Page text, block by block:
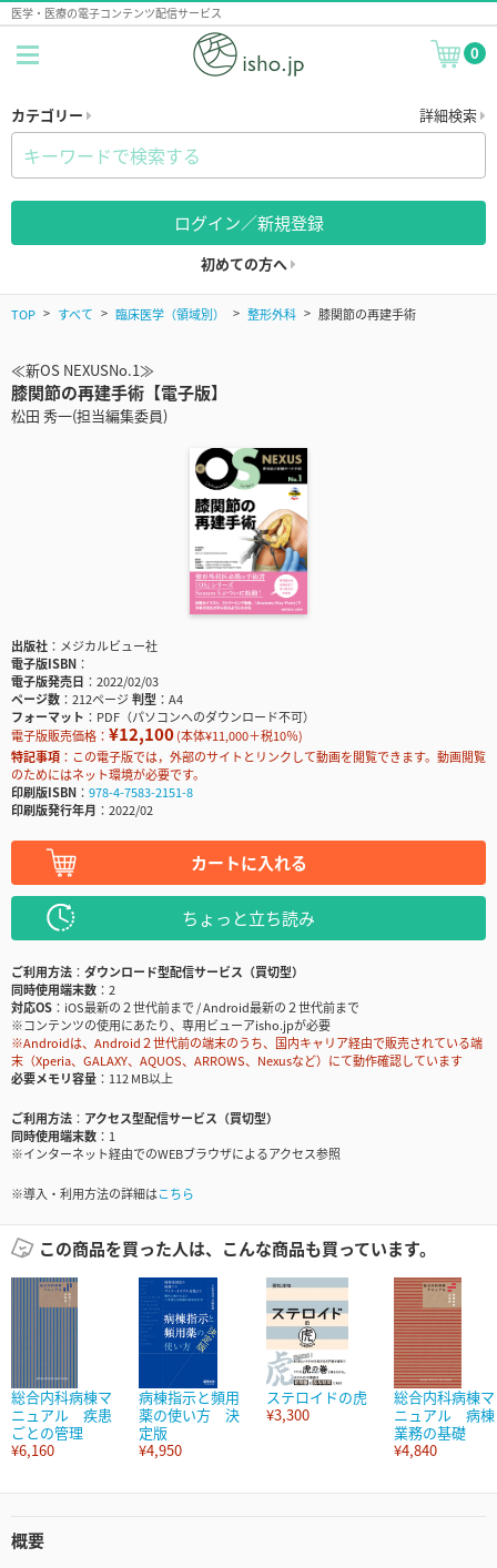
医学・医療の電子コンテンツ配信サービス
0
カテゴリー 詳細検索
ログイン／新規登録
初めての方へ
TOP すべて 臨床医学（領域別） 整形外科 膝関節の再建手術
≪新OS NEXUSNo.1≫
膝関節の再建手術【電子版】
松田 秀一(担当編集委員)
出版社
メジカルビュー社
電子版ISBN
電子版発売日
2022/02/03
ページ数
212ページ判型
A4
フォーマット
PDF（パソコンへのダウンロード不可）
電子版販売価格： ¥12,100(本体¥11,000＋税10％)
特記事項
この電子版では，外部のサイトとリンクして動画を閲覧できます。動画閲覧
のためにはネット環境が必要です。
印刷版ISBN
978-4-7583-2151-8
印刷版発行年月
2022/02
カートに入れる
ちょっと立ち読み
ご利用方法
ダウンロード型配信サービス（買切型）
同時使用端末数
2
対応OS
iOS最新の２世代前まで / Android最新の２世代前まで
※コンテンツの使用にあたり、専用ビューアisho.jpが必要
※Androidは、Android２世代前の端末のうち、国内キャリア経由で販売されている端
末（Xperia、GALAXY、AQUOS、ARROWS、Nexusなど）にて動作確認しています
必要メモリ容量
112 MB以上
ご利用方法
アクセス型配信サービス（買切型）
同時使用端末数
1
※インターネット経由でのWEBブラウザによるアクセス参照
※導入・利用方法の詳細はこちら
この商品を買った人は、こんな商品も買っています。
総合内科病棟マ
ニュアル 疾患
ごとの管理
¥6,160
病棟指示と頻用
薬の使い方 決
定版
¥4,950
ステロイドの虎
¥3,300
総合内科病棟マ
ニュアル 病棟
業務の基礎
¥4,840
概要